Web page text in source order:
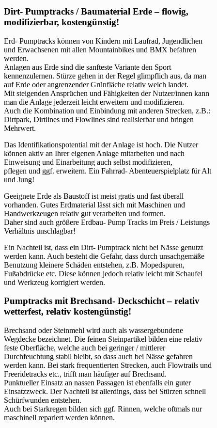
Dirt- Pumptracks / Baumaterial Erde – flowig,
modifizierbar, kostengünstig!
Erd- Pumptracks können von Kindern mit Laufrad, Jugendlichen
und Erwachsenen mit allen Mountainbikes und BMX befahren
werden.
Anlagen aus Erde sind die sanfteste Variante den Sport
kennenzulernen. Stürze gehen in der Regel glimpflich aus, da man
auf Erde oder angrenzender Grünfläche relativ weich landet.
Mit steigenden Ansprüchen und Fähigkeiten der Nutzer/innen kann
man die Anlage jederzeit leicht erweitern und modifizieren.
Auch die Kombination und Einbindung mit anderen Strecken, z.B.:
Dirtpark, Dirtlines und Flowlines sind realisierbar und bringen
Mehrwert.
Das Identifikationspotential mit der Anlage ist hoch. Die Nutzer
können aktiv an Ihrer eigenen Anlage mitarbeiten und nach
Einweisung und Einarbeitung auch selbst modifizieren,
pflegen und ggf. erweitern. Ein Fahrrad- Abenteuerspielplatz für Alt
und Jung!
Geeignete Erde als Baustoff ist meist gratis und fast überall
vorhanden. Gutes Erdmaterial lässt sich mit Maschinen und
Handwerkzeugen relativ gut verarbeiten und formen.
Daher sind auch größere Erdbau- Pump Tracks im Preis / Leistungs
Verhältnis unschlagbar!
Ein Nachteil ist, dass ein Dirt- Pumptrack nicht bei Nässe genutzt
werden kann. Auch besteht die Gefahr, dass durch unsachgemäße
Benutzung kleinere Schäden entstehen, z.B. Mopedspuren,
Fußabdrücke etc. Diese können jedoch relativ leicht mit Schaufel
und Werkzeug korrigiert werden.
Pumptracks mit Brechsand- Deckschicht – relativ
wetterfest, relativ kostengünstig!
Brechsand oder Steinmehl wird auch als wassergebundene
Wegdecke bezeichnet. Die feinen Steinpartikel bilden eine relativ
feste Oberfläche, welche auch bei geringer / mittlerer
Durchfeuchtung stabil bleibt, so dass auch bei Nässe gefahren
werden kann. Bei stark frequentierten Strecken, auch Flowtrails und
Freeridetracks etc., trifft man häufiger auf Brechsand.
Punktueller Einsatz an nassen Passagen ist ebenfalls ein guter
Einsatzzweck. Der Nachteil ist allerdings, dass bei Stürzen schnell
Schürfwunden entstehen.
Auch bei Starkregen bilden sich ggf. Rinnen, welche oftmals nur
maschinell repariert werden können.